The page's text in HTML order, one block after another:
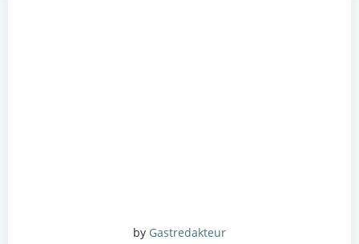
by Gastredakteur